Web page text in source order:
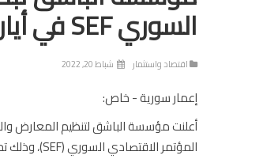
السوري SEF في أيار المقبل
اقتصاد واستثمار شباط 20, 2022
إعمار سورية - خاص:
أعلنت مؤسسة الباشق لتنظيم المعارض
المؤتمر الاقتصادي السوري (SEF)، وذلك تحت رعاية وزير الاقتصاد الدكتور محمد سامر الخليل.